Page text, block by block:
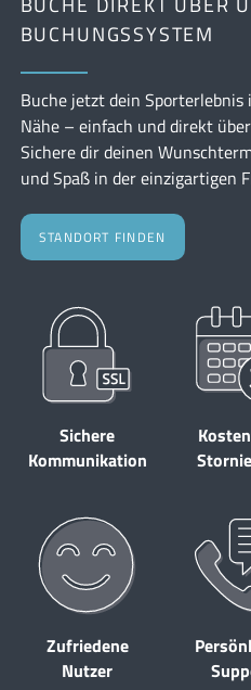
BUCHUNGSSYSTEM
Buche jetzt dein
Nähe – einfach und direkt
Sichere dir deinen
und Spaß in der einzigartigen
STANDORT FINDEN
Sichere
Kommunikation
Zufriedene
Nutzer